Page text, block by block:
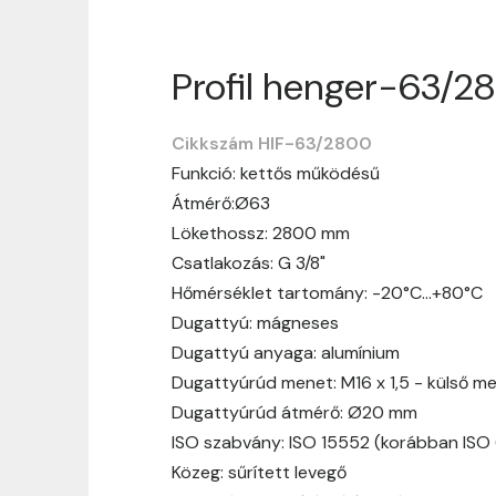
Profil henger-63/
Cikkszám HIF-63/2800
Funkció: kettős működésű
Átmérő:Ø63
Lökethossz: 2800 mm
Csatlakozás: G 3/8"
Hőmérséklet tartomány: -20°C…+80°C
Dugattyú: mágneses
Dugattyú anyaga: alumínium
Dugattyúrúd menet: M16 x 1,5 - külső
Dugattyúrúd átmérő: Ø20 mm
ISO szabvány: ISO 15552 (korábban ISO
Közeg: sűrített levegő
Szállítási
Nagyon köszönjük, hogy
vásárlásotok gördülékenyen és
hosszabb ideig tart, előre
Szállítási díj:
A szállítási díj függ
megtekinthetitek, mielőtt a